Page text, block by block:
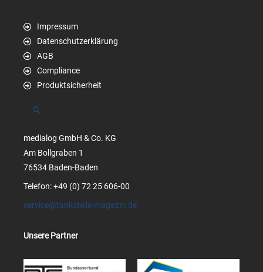
Impressum
Datenschutzerklärung
AGB
Compliance
Produktsicherheit
Suchen
medialog GmbH & Co. KG
Am Bollgraben 1
76534 Baden-Baden
Telefon: +49 (0) 72 25 606-00
service@tankstelle-magazin.de
Unsere Partner